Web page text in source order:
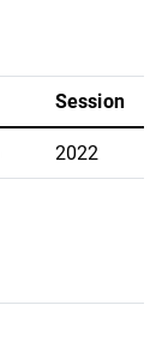
Session
2022